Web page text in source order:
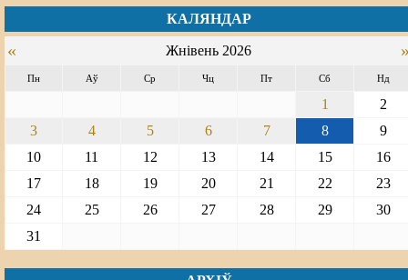
КАЛЯНДАР
« Жнівень 2026
Пн Аў Ср Чц Пт Сб Нд
1
2
3
4 5 6 7 8
9
10
11 12 13 14 15
16
17
18 19 20 21 22
23
24
25 26 27 28 29
30
31